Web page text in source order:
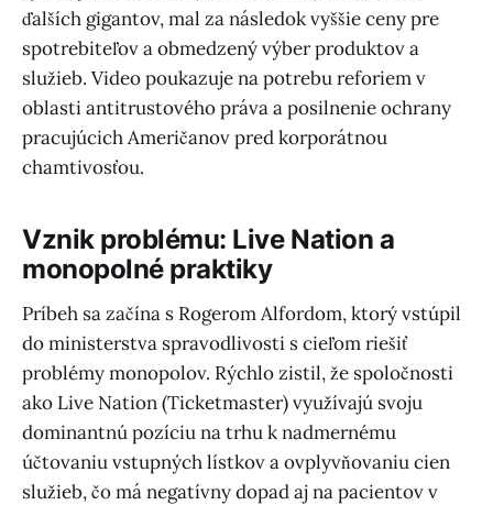
ďalších gigantov, mal za následok vyššie ceny pre
spotrebiteľov a obmedzený výber produktov a
služieb. Video poukazuje na potrebu reforiem v
oblasti antitrustového práva a posilnenie ochrany
pracujúcich Američanov pred korporátnou
chamtivosťou.
Vznik problému: Live Nation a
monopolné praktiky
Príbeh sa začína s Rogerom Alfordom, ktorý vstúpil
do ministerstva spravodlivosti s cieľom riešiť
problémy monopolov. Rýchlo zistil, že spoločnosti
ako Live Nation (Ticketmaster) využívajú svoju
dominantnú pozíciu na trhu k nadmernému
účtovaniu vstupných lístkov a ovplyvňovaniu cien
služieb, čo má negatívny dopad aj na pacientov v